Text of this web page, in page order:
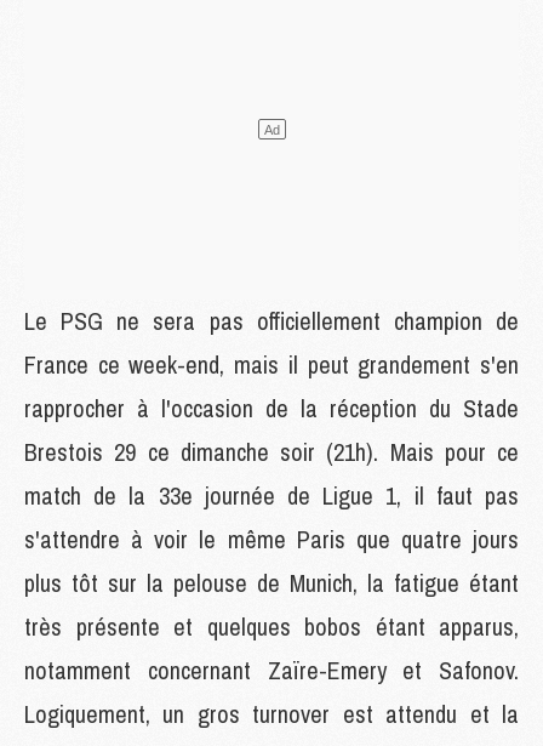
Le PSG ne sera pas officiellement champion de
France ce week-end, mais il peut grandement s'en
rapprocher à l'occasion de la réception du Stade
Brestois 29 ce dimanche soir (21h). Mais pour ce
match de la 33e journée de Ligue 1, il faut pas
s'attendre à voir le même Paris que quatre jours
plus tôt sur la pelouse de Munich, la fatigue étant
très présente et quelques bobos étant apparus,
notamment concernant Zaïre-Emery et Safonov.
Logiquement, un gros turnover est attendu et la